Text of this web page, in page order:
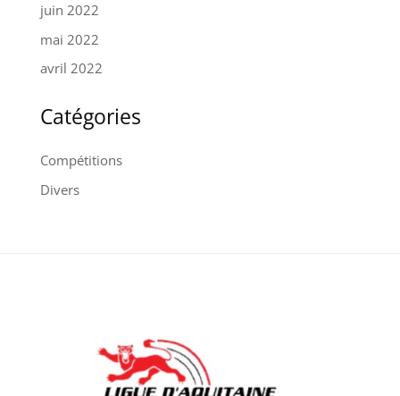
juin 2022
mai 2022
avril 2022
Catégories
Compétitions
Divers